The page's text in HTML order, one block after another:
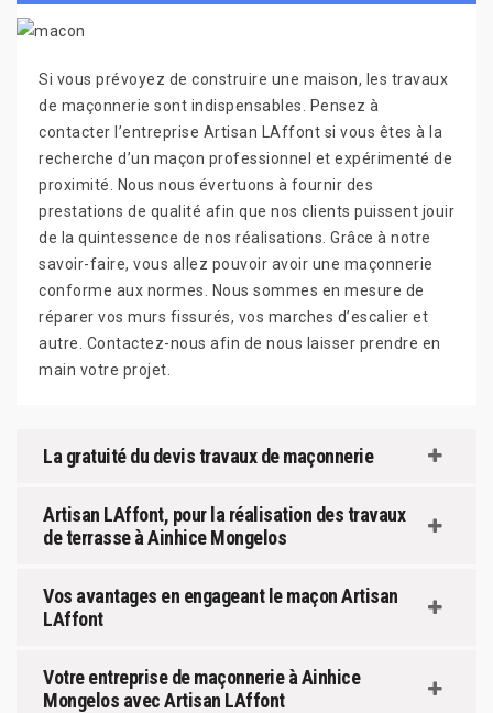
Si vous prévoyez de construire une maison, les travaux
de maçonnerie sont indispensables. Pensez à
contacter l’entreprise Artisan LAffont si vous êtes à la
recherche d’un maçon professionnel et expérimenté de
proximité. Nous nous évertuons à fournir des
prestations de qualité afin que nos clients puissent jouir
de la quintessence de nos réalisations. Grâce à notre
savoir-faire, vous allez pouvoir avoir une maçonnerie
conforme aux normes. Nous sommes en mesure de
réparer vos murs fissurés, vos marches d’escalier et
autre. Contactez-nous afin de nous laisser prendre en
main votre projet.
La gratuité du devis travaux de maçonnerie
Artisan LAffont, pour la réalisation des travaux
de terrasse à Ainhice Mongelos
Vos avantages en engageant le maçon Artisan
LAffont
Votre entreprise de maçonnerie à Ainhice
Mongelos avec Artisan LAffont